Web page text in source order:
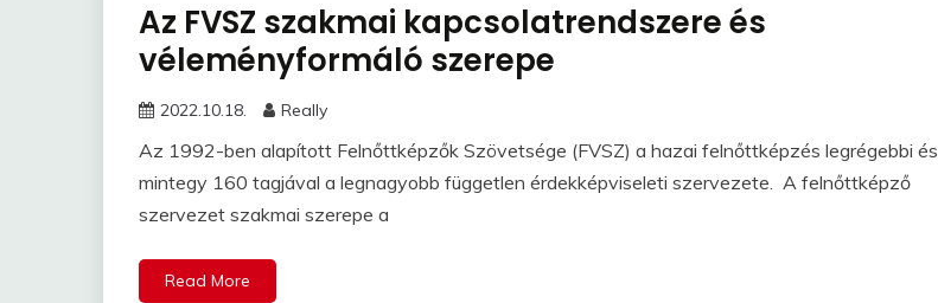
Az FVSZ szakmai kapcsolatrendszere és
véleményformáló szerepe
2022.10.18. Really
Az 1992-ben alapított Felnőttképzők Szövetsége (FVSZ) a hazai felnőttképzés legrégebbi és
mintegy 160 tagjával a legnagyobb független érdekképviseleti szervezete. A felnőttképző
szervezet szakmai szerepe a
Read More